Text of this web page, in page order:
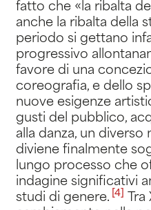
fatto che «la ribalta
anche la ribalta della
periodo si gettano
progressivo
favore di una
coreografia, e dello
nuove esigenze
gusti del pubblico,
alla danza, un
diviene finalmente
lungo processo che
indagine significativi
studi di genere. [4]